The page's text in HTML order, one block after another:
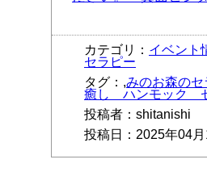
カテゴリ： イベント
セラピー
タグ：,みのお森のセ
癒し ハンモック
投稿者：shitanishi
投稿日：2025年04